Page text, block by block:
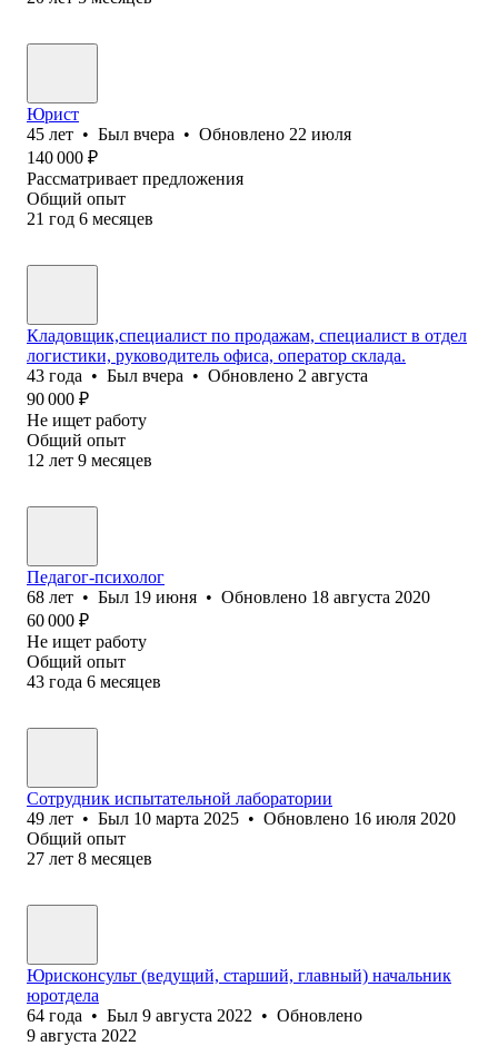
Юрист
45 лет • Был вчера • Обновлено 22 июля
140 000 ₽
Рассматривает предложения
Общий опыт
21 год 6 месяцев
Кладовщик,специалист по продажам, специалист в отдел
логистики, руководитель офиса, оператор склада.
43 года • Был вчера • Обновлено 2 августа
90 000 ₽
Не ищет работу
Общий опыт
12 лет 9 месяцев
Педагог-психолог
68 лет • Был 19 июня • Обновлено 18 августа 2020
60 000 ₽
Не ищет работу
Общий опыт
43 года 6 месяцев
Сотрудник испытательной лаборатории
49 лет • Был 10 марта 2025 • Обновлено 16 июля 2020
Общий опыт
27 лет 8 месяцев
Юрисконсульт (ведущий, старший, главный) начальник
юротдела
64 года • Был 9 августа 2022 • Обновлено
9 августа 2022